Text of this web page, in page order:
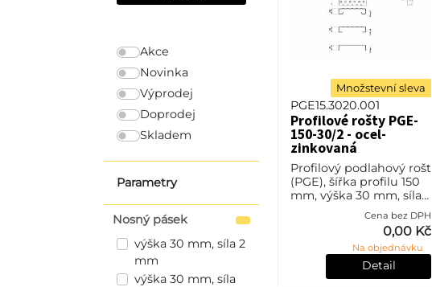
Akce
Novinka
Výprodej
Doprodej
Skladem
Parametry
Nosný pásek
výška 30 mm, síla 2
mm
výška 30 mm, síla
Množstevní sleva
PGE15.3020.001
Profilové rošty PGE-
150-30/2 - ocel-
zinkovaná
Profilový podlahový rošt
(PGE), šířka profilu 150
mm, výška 30 mm, síla 2
mm, ocel S235JR (ST37.2
nebo také ČSN 11373) v
povrchové úpravě
žárovým zink
Cena bez DPH
0,00 Kč
Na objednávku
Detail